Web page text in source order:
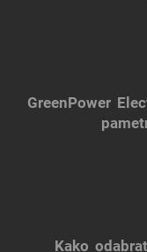
GreenPower
Kako